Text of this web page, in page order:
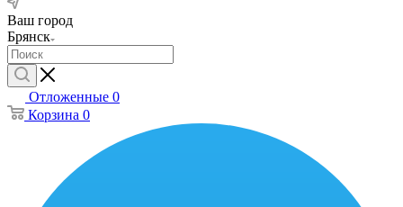
Ваш город
Брянск
Отложенные 0
Корзина 0